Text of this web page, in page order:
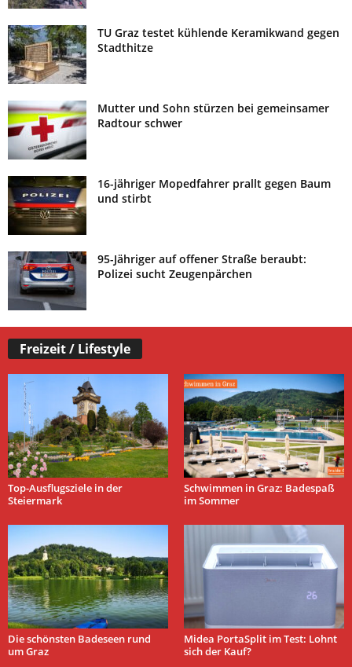
TU Graz testet kühlende Keramikwand gegen
Stadthitze
Mutter und Sohn stürzen bei gemeinsamer
Radtour schwer
16-jähriger Mopedfahrer prallt gegen Baum
und stirbt
95-Jähriger auf offener Straße beraubt:
Polizei sucht Zeugenpärchen
Freizeit / Lifestyle
Top-Ausflugsziele in der
Steiermark
Schwimmen in Graz: Badespaß
im Sommer
Die schönsten Badeseen rund
um Graz
Midea PortaSplit im Test: Lohnt
sich der Kauf?